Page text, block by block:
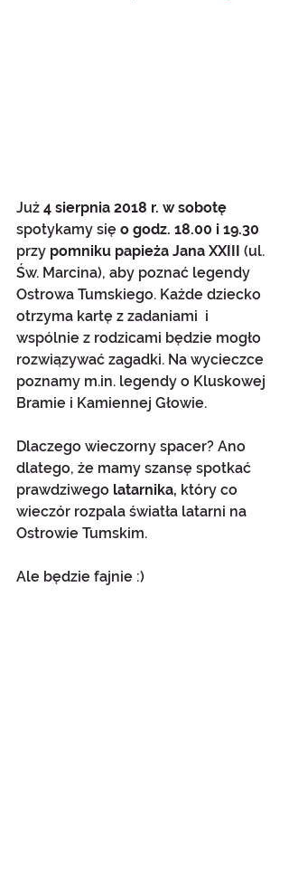
Już 4 sierpnia 2018 r. w sobotę
spotykamy się o godz. 18.00 i 19.30
przy pomniku papieża Jana XXIII (ul.
Św. Marcina), aby poznać legendy
Ostrowa Tumskiego. Każde dziecko
otrzyma kartę z zadaniami  i
wspólnie z rodzicami będzie mogło
rozwiązywać zagadki. Na wycieczce
poznamy m.in. legendy o Kluskowej
Bramie i Kamiennej Głowie.
Dlaczego wieczorny spacer? Ano
dlatego, że mamy szansę spotkać
prawdziwego latarnika, który co
wieczór rozpala światła latarni na
Ostrowie Tumskim.
Ale będzie fajnie :)